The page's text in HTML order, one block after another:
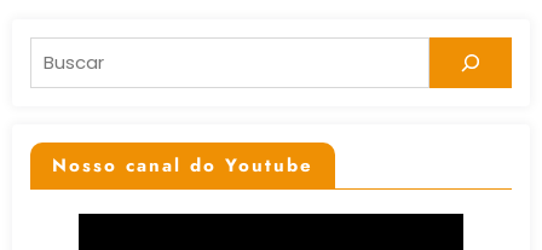
Pesquisar
Nosso canal do Youtube